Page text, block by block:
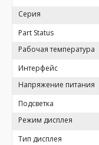
Серия
Part Status
Рабочая температура
Интерфейс
Напряжение питания
Подсветка
Режим дисплея
Тип дисплея